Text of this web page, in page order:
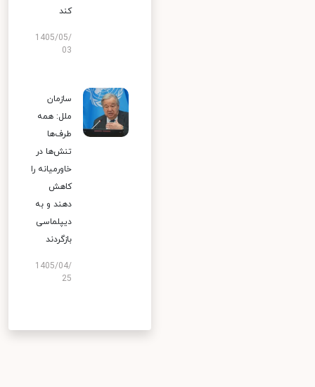
کند
1405/05/
03
سازمان
ملل: همه
طرف‌ها
تنش‌ها در
خاورمیانه را
کاهش
دهند و به
دیپلماسی
بازگردند
1405/04/
25